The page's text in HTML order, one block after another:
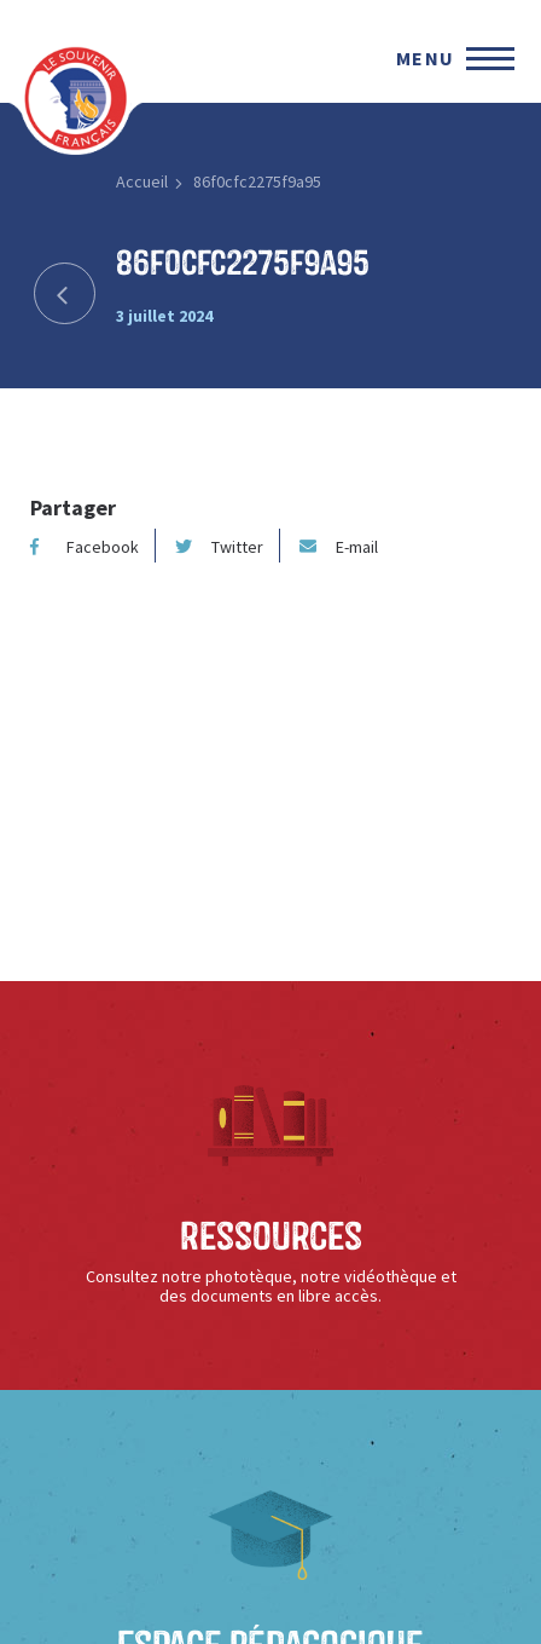
MENU
Accueil 86f0cfc2275f9a95
86f0cfc2275f9a95
3 juillet 2024
Partager
Facebook Twitter E-mail
Ressources
Consultez notre phototèque, notre vidéothèque et
des documents en libre accès.